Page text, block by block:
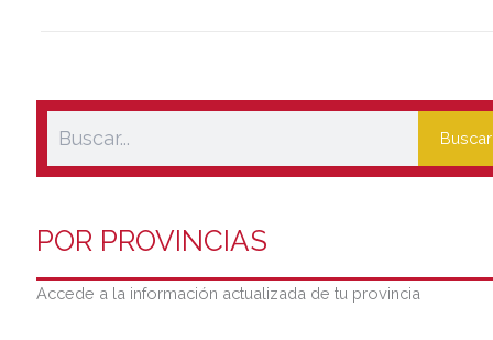
Buscar
POR PROVINCIAS
Accede a la información actualizada de tu provincia